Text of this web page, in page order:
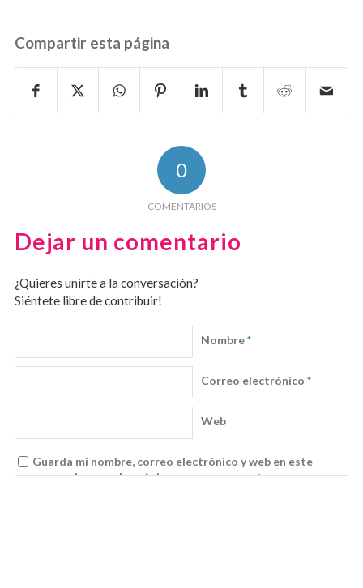
Compartir esta página
0
COMENTARIOS
Dejar un comentario
¿Quieres unirte a la conversación?
Siéntete libre de contribuir!
Nombre*
Correo electrónico *
Web
Guarda mi nombre, correo electrónico y web en este
navegador para la próxima vez que comente.